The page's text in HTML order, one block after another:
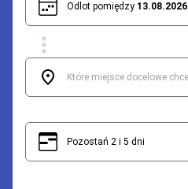
Odlot pomiędzy 13.08.2026
Pozostań 2 i 5 dni